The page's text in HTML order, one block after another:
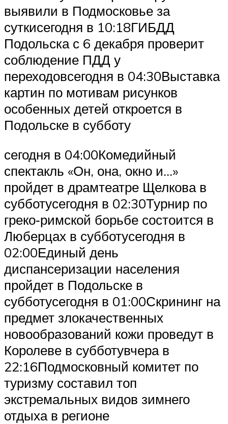
выявили в Подмосковье за
суткисегодня в 10:18ГИБДД
Подольска с 6 декабря проверит
соблюдение ПДД у
переходовсегодня в 04:30Выставка
картин по мотивам рисунков
особенных детей откроется в
Подольске в субботу
сегодня в 04:00Комедийный
спектакль «Он, она, окно и…»
пройдет в драмтеатре Щелкова в
субботусегодня в 02:30Турнир по
греко‑римской борьбе состоится в
Люберцах в субботусегодня в
02:00Единый день
диспансеризации населения
пройдет в Подольске в
субботусегодня в 01:00Скрининг на
предмет злокачественных
новообразований кожи проведут в
Королеве в субботувчера в
22:16Подмосковный комитет по
туризму составил топ
экстремальных видов зимнего
отдыха в регионе